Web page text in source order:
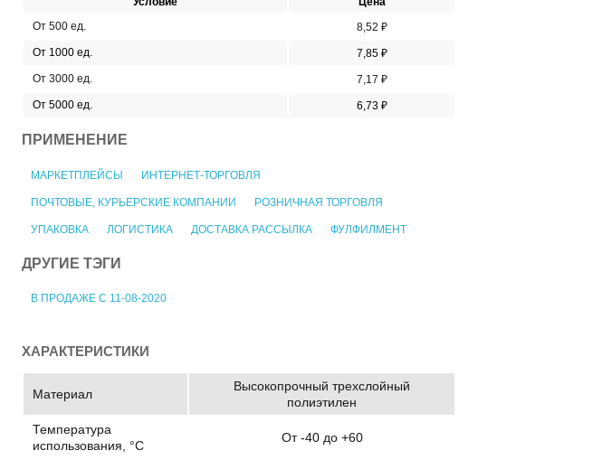
От 500 ед.
8,52 ₽
От 1000 ед.
7,85 ₽
От 3000 ед.
7,17 ₽
От 5000 ед.
6,73 ₽
ПРИМЕНЕНИЕ
МАРКЕТПЛЕЙСЫ ИНТЕРНЕТ-ТОРГОВЛЯ
ПОЧТОВЫЕ, КУРЬЕРСКИЕ КОМПАНИИ РОЗНИЧНАЯ ТОРГОВЛЯ
УПАКОВКА ЛОГИСТИКА ДОСТАВКА РАССЫЛКА ФУЛФИЛМЕНТ
ДРУГИЕ ТЭГИ
В ПРОДАЖЕ С 11-08-2020
ХАРАКТЕРИСТИКИ
Материал
Высокопрочный трехслойный
полиэтилен
Температура
использования, °C
От -40 до +60